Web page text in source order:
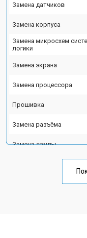
Замена датчиков
Замена корпуса
Замена микросхем
логики
Замена экрана
Замена процессора
Прошивка
Замена разъёма
Замена лампы